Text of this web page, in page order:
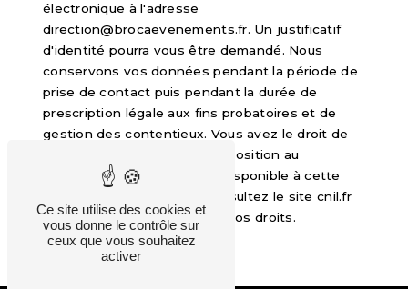
électronique à l'adresse
direction@brocaevenements.fr. Un justificatif
d'identité pourra vous être demandé. Nous
conservons vos données pendant la période de
prise de contact puis pendant la durée de
prescription légale aux fins probatoires et de
gestion des contentieux. Vous avez le droit de
vous inscrire sur la liste d'opposition au
démarchage téléphonique, disponible à cette
. Consultez le site cnil.fr
pour plus d’informations sur vos droits.
Ce site utilise des cookies et
vous donne le contrôle sur
ceux que vous souhaitez
activer